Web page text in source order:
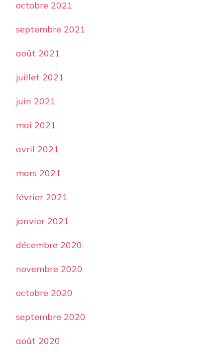
octobre 2021
septembre 2021
août 2021
juillet 2021
juin 2021
mai 2021
avril 2021
mars 2021
février 2021
janvier 2021
décembre 2020
novembre 2020
octobre 2020
septembre 2020
août 2020